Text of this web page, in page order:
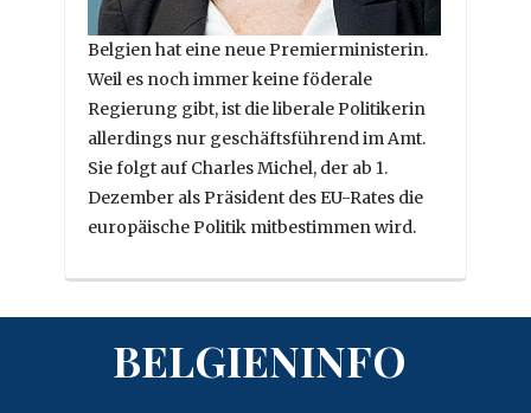
Belgien hat eine neue Premierministerin.
Weil es noch immer keine föderale
Regierung gibt, ist die liberale Politikerin
allerdings nur geschäftsführend im Amt.
Sie folgt auf Charles Michel, der ab 1.
Dezember als Präsident des EU-Rates die
europäische Politik mitbestimmen wird.
BELGIENINFO